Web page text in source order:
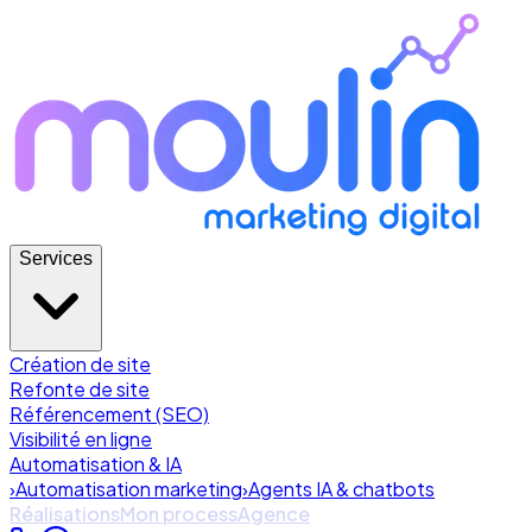
Services
Création de site
Refonte de site
Référencement (SEO)
Visibilité en ligne
Automatisation & IA
›Automatisation marketing›Agents IA & chatbots
RéalisationsMon processAgence